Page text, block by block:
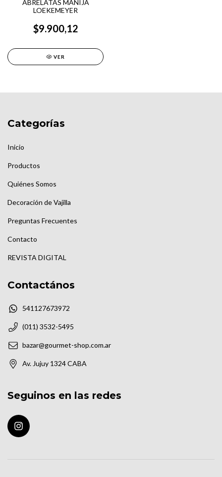
ABRELATAS MANIJA
LOEKEMEYER
$9.900,12
VER
Categorías
Inicio
Productos
Quiénes Somos
Decoración de Vajilla
Preguntas Frecuentes
Contacto
REVISTA DIGITAL
Contactános
541127673972
(011) 3532-5495
bazar@gourmet-shop.com.ar
Av. Jujuy 1324 CABA
Seguinos en las redes